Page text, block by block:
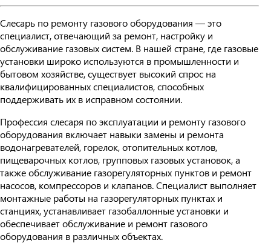
Слесарь по ремонту газового оборудования — это
специалист, отвечающий за ремонт, настройку и
обслуживание газовых систем. В нашей стране, где газовые
установки широко используются в промышленности и
бытовом хозяйстве, существует высокий спрос на
квалифицированных специалистов, способных
поддерживать их в исправном состоянии.
Профессия слесаря по эксплуатации и ремонту газового
оборудования включает навыки замены и ремонта
водонагревателей, горелок, отопительных котлов,
пищеварочных котлов, групповых газовых установок, а
также обслуживание газорегуляторных пунктов и ремонт
насосов, компрессоров и клапанов. Специалист выполняет
монтажные работы на газорегуляторных пунктах и
станциях, устанавливает газобаллонные установки и
обеспечивает обслуживание и ремонт газового
оборудования в различных объектах.